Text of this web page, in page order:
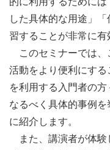
した具体的な用途」
習することが非常に有
このセミナーでは、
活動をより便利にす
を利用する入門者の方
なるべく具体的事例
に紹介します。
また、講演者が体験